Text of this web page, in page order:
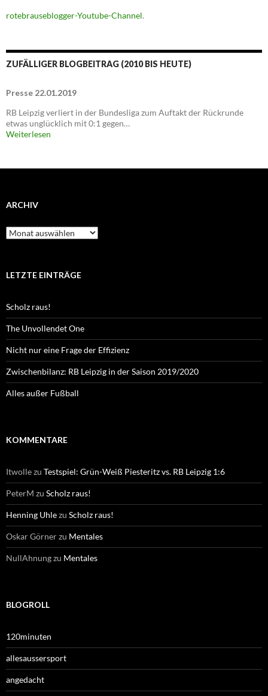
rotebrauseblogger-Youtube-Channel.
ZUFÄLLIGER BLOGBEITRAG (2010 BIS HEUTE)
Presse 22.01.2019
RB Leipzig verliert in der Bundesliga zum Auftakt der Rückrunde
etwas unglücklich mit 0:1 gegen…
Weiterlesen
ARCHIV
Archiv
LETZTE EINTRÄGE
Scholz raus!
The Unvollendet One
Nicht nur eine Frage der Effizienz
Zwischenbilanz: RB Leipzig in der Saison 2019/2020
Alles außer Fußball
KOMMENTARE
Itwollezu Testspiel: Grün-Weiß Piesteritz vs. RB Leipzig 1:6
PeterM zu Scholz raus!
Henning Uhlezu Scholz raus!
Oskar Görnerzu Mentales
NullAhnungzu Mentales
BLOGROLL
120minuten
allesaussersport
angedacht